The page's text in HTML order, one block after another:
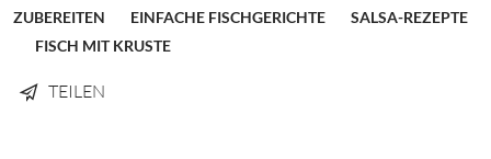
UBEREITEN
EINFACHE FISCHGERICHTE
SALSA-REZEPTE
FISCH MIT KRUSTE
TEILEN